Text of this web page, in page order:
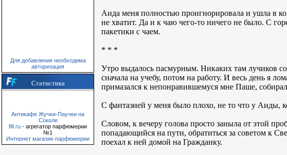
Для добавления необходима
авторизация
Статистика
Антикафе Жучки-Паучки на
Соколе
fifi.ru - агрегатор парфюмерии
№1
Интернет магазин парфюмерии
Аида меня полностью проигнорировала и ушла в
не хватит. Да и к чаю чего-то ничего не было. С
пакетики с чаем.
* * *
Утро выдалось пасмурным. Никаких там лучиков
сначала на учебу, потом на работу. И весь день я
примазался к непонравившемуся мне Паше,
С фантазией у меня было плохо, не то что у Аиды,
Словом, к вечеру голова просто заныла от этой
попадающийся на пути, обратиться за советом к
поехал к ней домой на Гражданку.